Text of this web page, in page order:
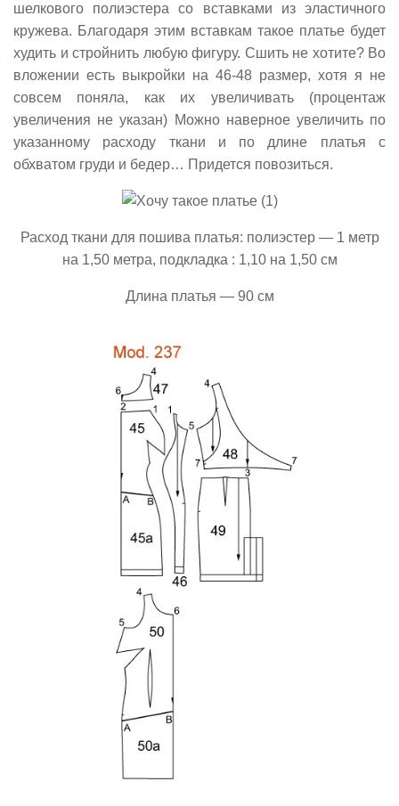
шелкового полиэстера со вставками из эластичного
кружева. Благодаря этим вставкам такое платье будет
худить и стройнить любую фигуру. Сшить не хотите? Во
вложении есть выкройки на 46-48 размер, хотя я не
совсем поняла, как их увеличивать (процентаж
увеличения не указан) Можно наверное увеличить по
указанному расходу ткани и по длине платья с
обхватом груди и бедер… Придется повозиться.
Расход ткани для пошива платья: полиэстер — 1 метр
на 1,50 метра, подкладка : 1,10 на 1,50 см
Длина платья — 90 см